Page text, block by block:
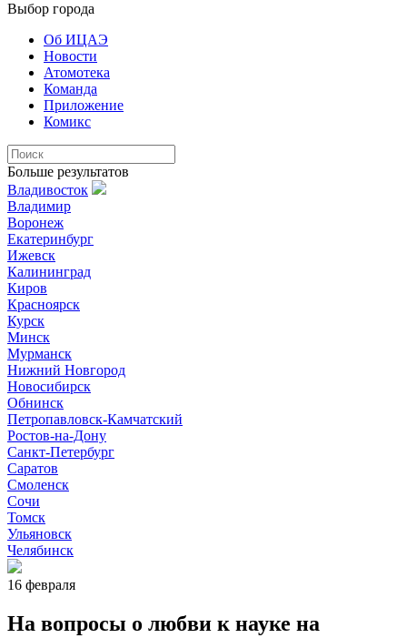
Выбор города
Об ИЦАЭ
Новости
Атомотека
Команда
Приложение
Комикс
Больше результатов
Владивосток
Владимир
Воронеж
Екатеринбург
Ижевск
Калининград
Киров
Красноярск
Курск
Минск
Мурманск
Нижний Новгород
Новосибирск
Обнинск
Петропавловск-Камчатский
Ростов-на-Дону
Санкт-Петербург
Саратов
Смоленск
Сочи
Томск
Ульяновск
Челябинск
16 февраля
На вопросы о любви к науке на